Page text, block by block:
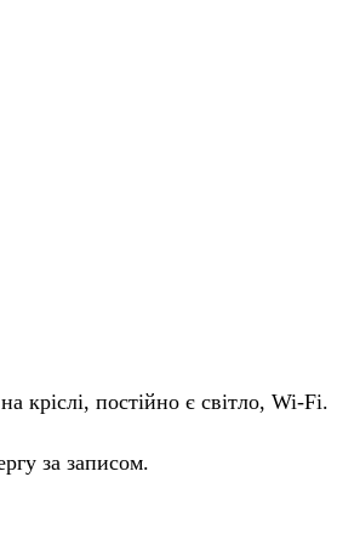
кріслі, постійно є світло, Wi-Fi.
за записом.